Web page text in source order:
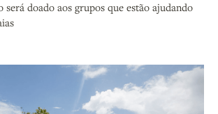
será doado aos grupos que estão ajudando